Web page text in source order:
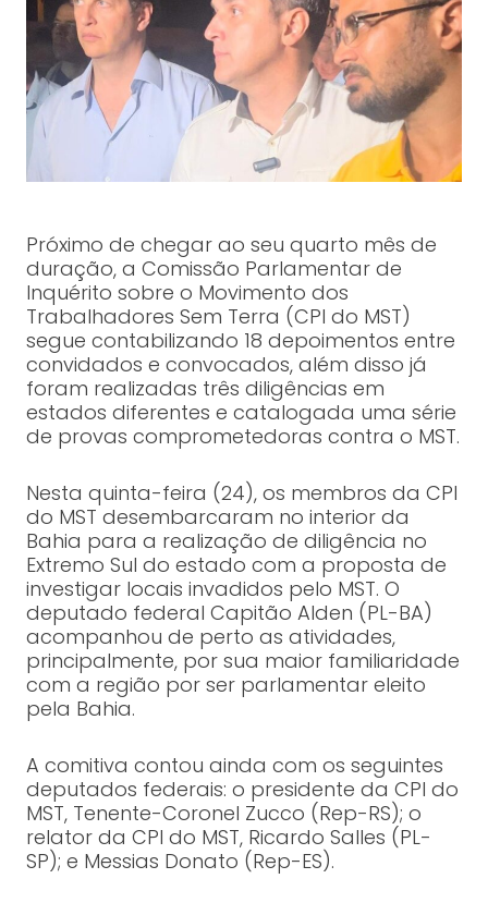
Próximo de chegar ao seu quarto mês de
duração, a Comissão Parlamentar de
Inquérito sobre o Movimento dos
Trabalhadores Sem Terra (CPI do MST)
segue contabilizando 18 depoimentos entre
convidados e convocados, além disso já
foram realizadas três diligências em
estados diferentes e catalogada uma série
de provas comprometedoras contra o MST.
Nesta quinta-feira (24), os membros da CPI
do MST desembarcaram no interior da
Bahia para a realização de diligência no
Extremo Sul do estado com a proposta de
investigar locais invadidos pelo MST. O
deputado federal Capitão Alden (PL-BA)
acompanhou de perto as atividades,
principalmente, por sua maior familiaridade
com a região por ser parlamentar eleito
pela Bahia.
A comitiva contou ainda com os seguintes
deputados federais: o presidente da CPI do
MST, Tenente-Coronel Zucco (Rep-RS); o
relator da CPI do MST, Ricardo Salles (PL-
SP); e Messias Donato (Rep-ES).